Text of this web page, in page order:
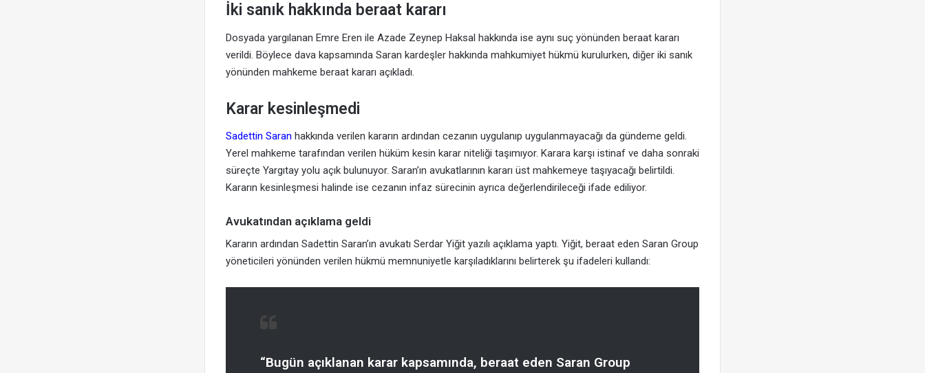
İki sanık hakkında beraat kararı
Dosyada yargılanan Emre Eren ile Azade Zeynep Haksal hakkında ise aynı suç yönünden beraat kararı
verildi. Böylece dava kapsamında Saran kardeşler hakkında mahkumiyet hükmü kurulurken, diğer iki sanık
yönünden mahkeme beraat kararı açıkladı.
Karar kesinleşmedi
Sadettin Saran hakkında verilen kararın ardından cezanın uygulanıp uygulanmayacağı da gündeme geldi.
Yerel mahkeme tarafından verilen hüküm kesin karar niteliği taşımıyor. Karara karşı istinaf ve daha sonraki
süreçte Yargıtay yolu açık bulunuyor. Saran’ın avukatlarının kararı üst mahkemeye taşıyacağı belirtildi.
Kararın kesinleşmesi halinde ise cezanın infaz sürecinin ayrıca değerlendirileceği ifade ediliyor.
Avukatından açıklama geldi
Kararın ardından Sadettin Saran’ın avukatı Serdar Yiğit yazılı açıklama yaptı. Yiğit, beraat eden Saran Group
yöneticileri yönünden verilen hükmü memnuniyetle karşıladıklarını belirterek şu ifadeleri kullandı:
“Bugün açıklanan karar kapsamında, beraat eden Saran Group